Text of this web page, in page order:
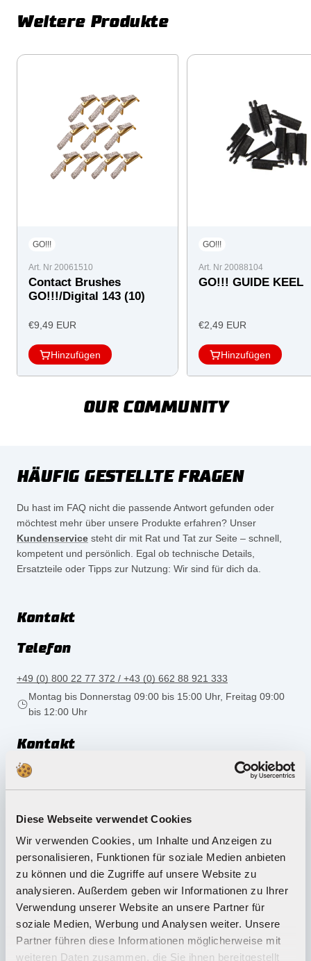
Diese Webseite verwendet Cookies
Wir verwenden Cookies, um Inhalte und Anzeigen zu
personalisieren, Funktionen für soziale Medien anbieten
zu können und die Zugriffe auf unsere Website zu
analysieren. Außerdem geben wir Informationen zu Ihrer
Verwendung unserer Website an unsere Partner für
soziale Medien, Werbung und Analysen weiter. Unsere
Partner führen diese Informationen möglicherweise mit
weiteren Daten zusammen, die Sie ihnen bereitgestellt
Weitere Produkte
GO!!!
Art. Nr 20061510
Contact Brushes
GO!!!/Digital 143 (10)
Angebotspreis
€9,49 EUR
Hinzufügen
GO!!!
Art. Nr 20088104
GO!!! GUIDE KEEL
Angebotspreis
€2,49 EUR
Hinzufügen
OUR COMMUNITY
HÄUFIG GESTELLTE FRAGEN
Du hast im FAQ nicht die passende Antwort gefunden oder
möchtest mehr über unsere Produkte erfahren? Unser
Kundenservice steht dir mit Rat und Tat zur Seite – schnell,
kompetent und persönlich. Egal ob technische Details,
Ersatzteile oder Tipps zur Nutzung: Wir sind für dich da.
Kontakt
Telefon
+49 (0) 800 22 77 372 / +43 (0) 662 88 921 333
Montag bis Donnerstag 09:00 bis 15:00 Uhr, Freitag 09:00
bis 12:00 Uhr
Kontakt
zum Kontaktformular
Die Häufigsten Fragen
Die Häufigsten Fragen
Mein gewünschter Artikel ist zurzeit nicht im
Shop verfügbar, was kann ich tun?